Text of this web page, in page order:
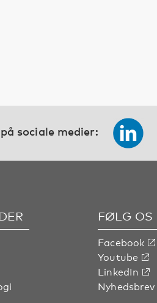
sociale medier:
FØLG OS
Facebook
Youtube
LinkedIn
Nyhedsbrev